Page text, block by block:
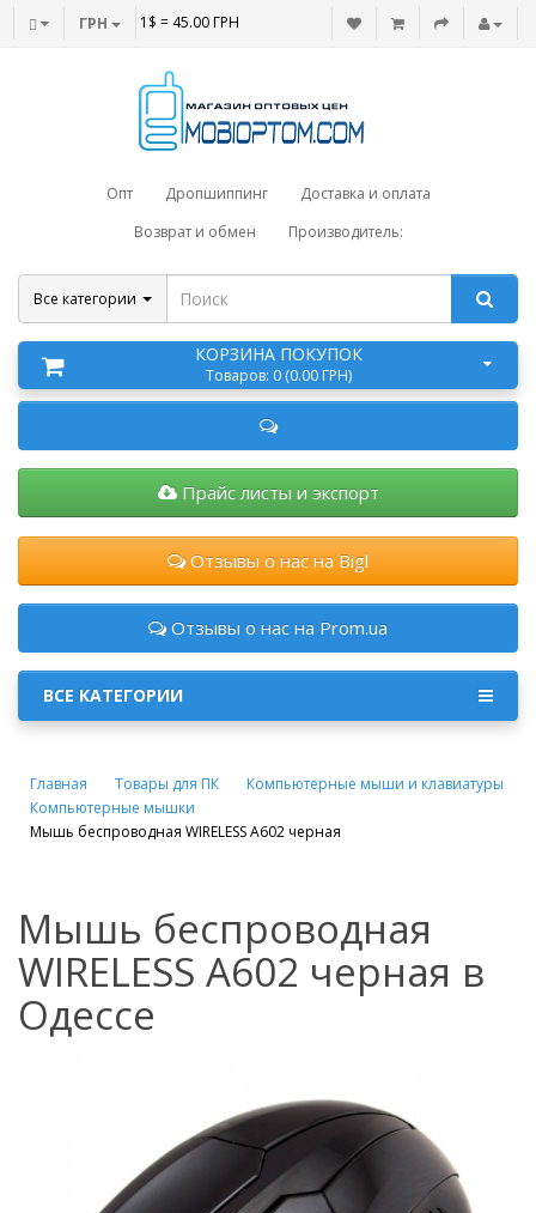
ГРН 1$ = 45.00 ГРН
Опт Дропшиппинг
Доставка и оплата
Возврат и обмен
Производитель:
Все категории
КОРЗИНА ПОКУПОК
Товаров: 0 (0.00 ГРН)
Прайс листы и экспорт
Отзывы о нас на Bigl
Отзывы о нас на Prom.ua
ВСЕ КАТЕГОРИИ
Главная Товары для ПК
Компьютерные мыши и клавиатуры
Компьютерные мышки
Мышь беспроводная WIRELESS A602 черная
Мышь беспроводная
WIRELESS A602 черная в
Одессе